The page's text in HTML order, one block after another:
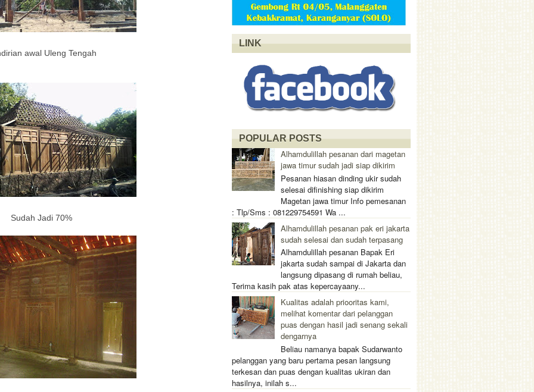
awal Uleng Tengah
Sudah Jadi 70%
LINK
POPULAR POSTS
Alhamdulillah pesanan dari magetan
jawa timur sudah jadi siap dikirim
Pesanan hiasan dinding ukir sudah
selesai difinishing siap dikirim
Magetan jawa timur Info pemesanan
: Tlp/Sms : 081229754591 Wa ...
Alhamdulillah pesanan pak eri jakarta
sudah selesai dan sudah terpasang
Alhamdulillah pesanan Bapak Eri
jakarta sudah sampai di Jakarta dan
langsung dipasang di rumah beliau,
Terima kasih pak atas kepercayaany...
Kualitas adalah priooritas kami,
melihat komentar dari pelanggan
puas dengan hasil jadi senang sekali
dengarnya
Beliau namanya bapak Sudarwanto
pelanggan yang baru pertama pesan langsung
terkesan dan puas dengan kualitas ukiran dan
hasilnya, inilah s...